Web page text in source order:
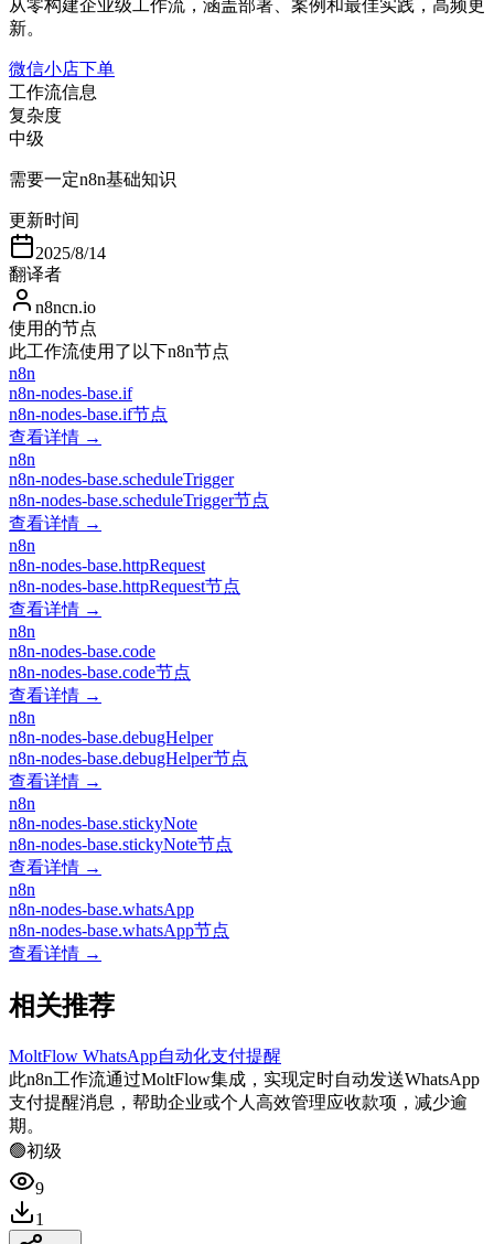
从零构建企业级工作流，涵盖部署、案例和最佳实践，高频更
新。
微信小店下单
工作流信息
复杂度
中级
需要一定n8n基础知识
更新时间
2025/8/14
翻译者
n8ncn.io
使用的节点
此工作流使用了以下n8n节点
n8n
n8n-nodes-base.if
n8n-nodes-base.if节点
查看详情 →
n8n
n8n-nodes-base.scheduleTrigger
n8n-nodes-base.scheduleTrigger节点
查看详情 →
n8n
n8n-nodes-base.httpRequest
n8n-nodes-base.httpRequest节点
查看详情 →
n8n
n8n-nodes-base.code
n8n-nodes-base.code节点
查看详情 →
n8n
n8n-nodes-base.debugHelper
n8n-nodes-base.debugHelper节点
查看详情 →
n8n
n8n-nodes-base.stickyNote
n8n-nodes-base.stickyNote节点
查看详情 →
n8n
n8n-nodes-base.whatsApp
n8n-nodes-base.whatsApp节点
查看详情 →
相关推荐
MoltFlow WhatsApp自动化支付提醒
此n8n工作流通过MoltFlow集成，实现定时自动发送WhatsApp
支付提醒消息，帮助企业或个人高效管理应收款项，减少逾
期。
🟢初级
9
1